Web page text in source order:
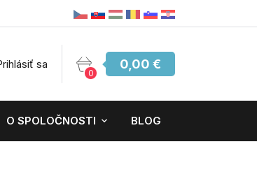
sa
0
0,00 €
O SPOLOČNOSTI BLOG